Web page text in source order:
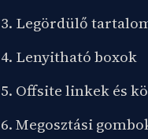
Legördülő
Lenyitható boxok
Offsite linkek és
Megosztási